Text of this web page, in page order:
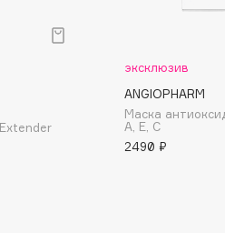
эксклюзив
ANGIOPHARM
Маска
А, Е, С
2490 ₽